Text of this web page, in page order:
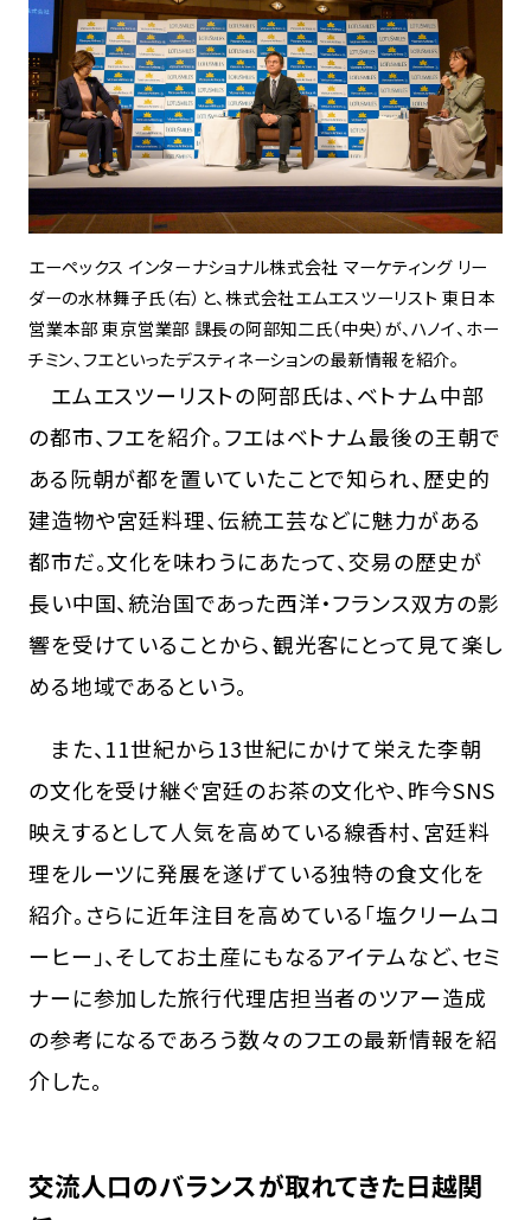
エーペックス インターナショナル株式会社 マーケティング リー
ダーの水林舞子氏（右）と、株式会社エムエスツーリスト 東日本
営業本部 東京営業部 課長の阿部知二氏（中央）が、ハノイ、ホー
チミン、フエといったデスティネーションの最新情報を紹介。
エムエスツーリストの阿部氏は、ベトナム中部
の都市、フエを紹介。フエはベトナム最後の王朝で
ある阮朝が都を置いていたことで知られ、歴史的
建造物や宮廷料理、伝統工芸などに魅力がある
都市だ。文化を味わうにあたって、交易の歴史が
長い中国、統治国であった西洋・フランス双方の影
響を受けていることから、観光客にとって見て楽し
める地域であるという。
また、11世紀から13世紀にかけて栄えた李朝
の文化を受け継ぐ宮廷のお茶の文化や、昨今SNS
映えするとして人気を高めている線香村、宮廷料
理をルーツに発展を遂げている独特の食文化を
紹介。さらに近年注目を高めている「塩クリームコ
ーヒー」、そしてお土産にもなるアイテムなど、セミ
ナーに参加した旅行代理店担当者のツアー造成
の参考になるであろう数々のフエの最新情報を紹
介した。
交流人口のバランスが取れてきた日越関